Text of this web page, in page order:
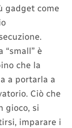
gadget come
“small” è
che la
a portarla a
Ciò che
gioco, si
imparare i